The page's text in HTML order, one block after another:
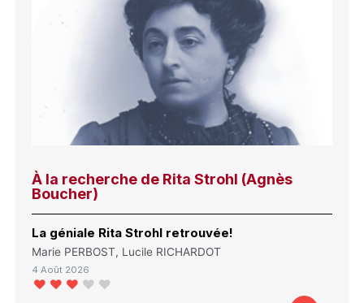
À la recherche de Rita Strohl (Agnès
Boucher)
La géniale Rita Strohl retrouvée!
Marie PERBOST, Lucile RICHARDOT
4 Août 2026